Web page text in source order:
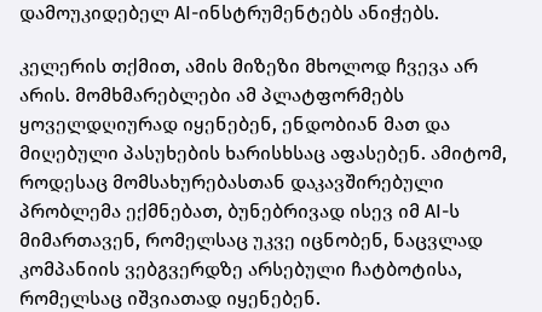
დამოუკიდებელ AI-ინსტრუმენტებს ანიჭებს.
კელერის თქმით, ამის მიზეზი მხოლოდ ჩვევა არ
არის. მომხმარებლები ამ პლატფორმებს
ყოველდღიურად იყენებენ, ენდობიან მათ და
მიღებული პასუხების ხარისხსაც აფასებენ. ამიტომ,
როდესაც მომსახურებასთან დაკავშირებული
პრობლემა ექმნებათ, ბუნებრივად ისევ იმ AI-ს
მიმართავენ, რომელსაც უკვე იცნობენ, ნაცვლად
კომპანიის ვებგვერდზე არსებული ჩატბოტისა,
რომელსაც იშვიათად იყენებენ.